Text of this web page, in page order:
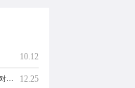
10.12
12.25